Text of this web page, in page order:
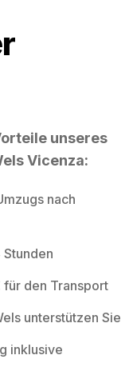
unseres
Vicenza:
nach
den Transport
unterstützen Sie
inklusive